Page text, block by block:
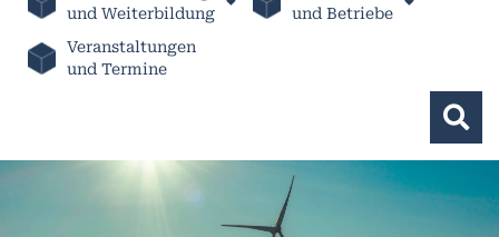
und Weiterbildung
und Betriebe
Veranstaltungen
und Termine